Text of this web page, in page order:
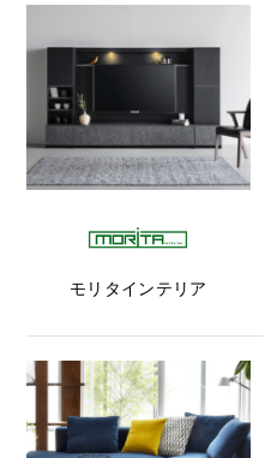
モリタインテリア